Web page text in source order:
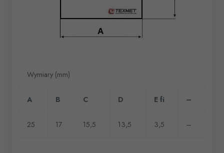
Wymiary (mm)
A B C D E fi –
25 17 15,5 13,5 3,5 –